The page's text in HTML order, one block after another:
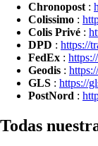
Chronopost :
Colissimo :
Colis Privé :
DPD : https://
FedEx :
Geodis :
GLS : https://
PostNord :
Todas